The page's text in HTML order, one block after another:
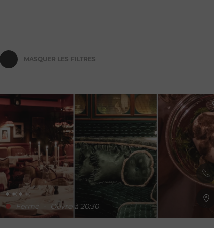
MASQUER LES FILTRES
€ € € €
Fermé Ouvre à 20:30